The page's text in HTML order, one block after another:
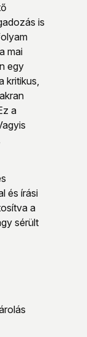
is
mai
egy
kritikus,
a
és írási
a
sérült